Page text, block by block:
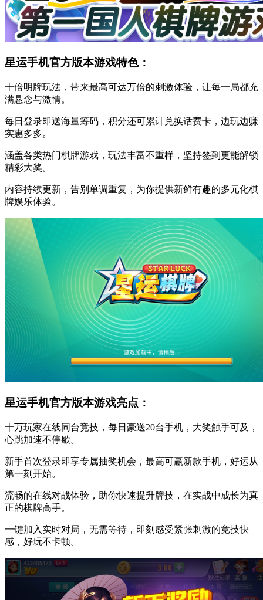
星运手机官方版本游戏特色：
十倍明牌玩法，带来最高可达万倍的刺激体验，让每一局都充
满悬念与激情。
每日登录即送海量筹码，积分还可累计兑换话费卡，边玩边赚
实惠多多。
涵盖各类热门棋牌游戏，玩法丰富不重样，坚持签到更能解锁
精彩大奖。
内容持续更新，告别单调重复，为你提供新鲜有趣的多元化棋
牌娱乐体验。
星运手机官方版本游戏亮点：
十万玩家在线同台竞技，每日豪送20台手机，大奖触手可及，
心跳加速不停歇。
新手首次登录即享专属抽奖机会，最高可赢新款手机，好运从
第一刻开始。
流畅的在线对战体验，助你快速提升牌技，在实战中成长为真
正的棋牌高手。
一键加入实时对局，无需等待，即刻感受紧张刺激的竞技快
感，好玩不卡顿。